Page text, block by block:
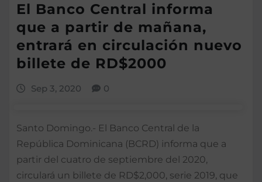
El Banco Central informa
que a partir de mañana,
entrará en circulación nuevo
billete de RD$2000
Sep 3, 2020 0
Santo Domingo.- El Banco Central de la
República Dominicana (BCRD) informa que a
partir del cuatro de septiembre del 2020,
circulará un billete de RD$2,000, serie 2019, que